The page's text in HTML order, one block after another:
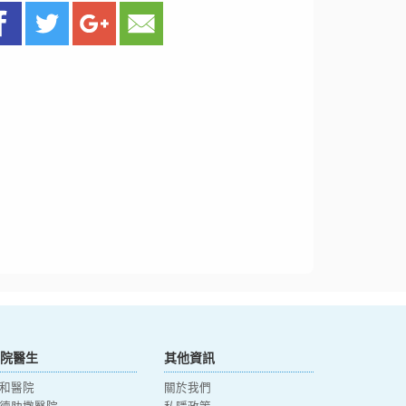
醫生
醫院
其他資訊
關於我們